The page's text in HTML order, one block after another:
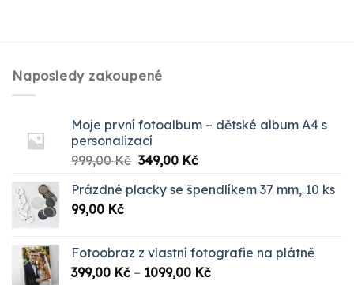
Naposledy zakoupené
Moje první fotoalbum – dětské album A4 s
personalizací
999,00Kč Původní
byla:
349,00 KčAktuální
je:
Prázdné placky se špendlíkem 37 mm, 10 ks
99,00 Kč
Fotoobraz z vlastní fotografie na plátně
399,00 Kč – 1099,00 KčRozpětí